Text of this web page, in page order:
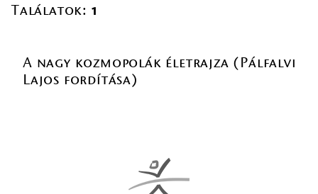
Találatok: 1
A nagy kozmopolák életrajza (Pálfalvi
Lajos fordítása)